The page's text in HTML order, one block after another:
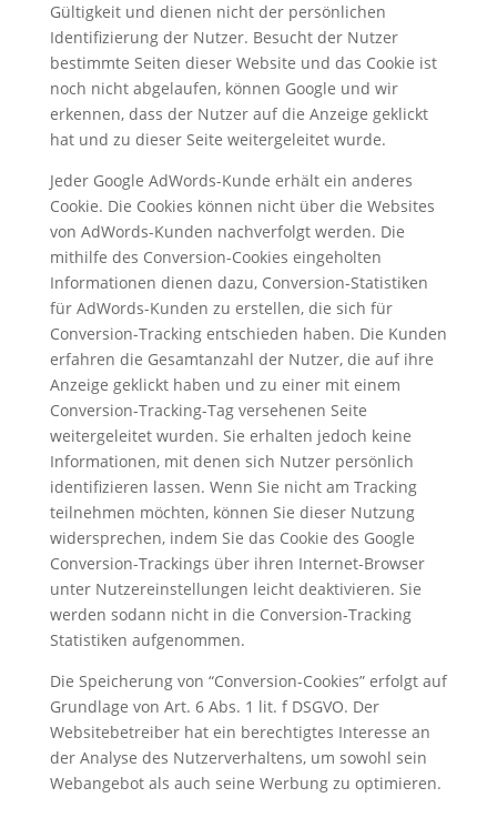
Gültigkeit und dienen nicht der persönlichen
Identifizierung der Nutzer. Besucht der Nutzer
bestimmte Seiten dieser Website und das Cookie ist
noch nicht abgelaufen, können Google und wir
erkennen, dass der Nutzer auf die Anzeige geklickt
hat und zu dieser Seite weitergeleitet wurde.
Jeder Google AdWords-Kunde erhält ein anderes
Cookie. Die Cookies können nicht über die Websites
von AdWords-Kunden nachverfolgt werden. Die
mithilfe des Conversion-Cookies eingeholten
Informationen dienen dazu, Conversion-Statistiken
für AdWords-Kunden zu erstellen, die sich für
Conversion-Tracking entschieden haben. Die Kunden
erfahren die Gesamtanzahl der Nutzer, die auf ihre
Anzeige geklickt haben und zu einer mit einem
Conversion-Tracking-Tag versehenen Seite
weitergeleitet wurden. Sie erhalten jedoch keine
Informationen, mit denen sich Nutzer persönlich
identifizieren lassen. Wenn Sie nicht am Tracking
teilnehmen möchten, können Sie dieser Nutzung
widersprechen, indem Sie das Cookie des Google
Conversion-Trackings über ihren Internet-Browser
unter Nutzereinstellungen leicht deaktivieren. Sie
werden sodann nicht in die Conversion-Tracking
Statistiken aufgenommen.
Die Speicherung von “Conversion-Cookies” erfolgt auf
Grundlage von Art. 6 Abs. 1 lit. f DSGVO. Der
Websitebetreiber hat ein berechtigtes Interesse an
der Analyse des Nutzerverhaltens, um sowohl sein
Webangebot als auch seine Werbung zu optimieren.